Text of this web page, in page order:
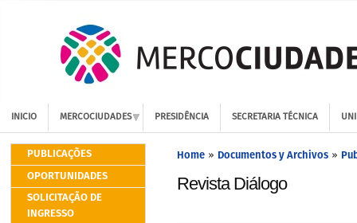
INICIO MERCOCIUDADES PRESIDÊNCIA SECRETARIA TÉCNICA
PUBLICAÇÕES
OPORTUNIDADES
SOLICITAÇÃO DE
INGRESSO
Home » Documentos y Archivos »
Revista Diálogo